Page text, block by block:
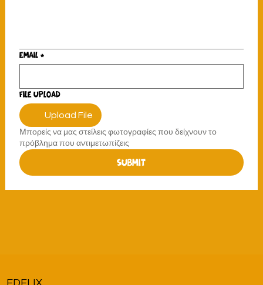
Email*
File upload
Upload File
Μπορείς να μας στείλεις φωτογραφίες που δείχνουν το
πρόβλημα που αντιμετωπίζεις
Submit